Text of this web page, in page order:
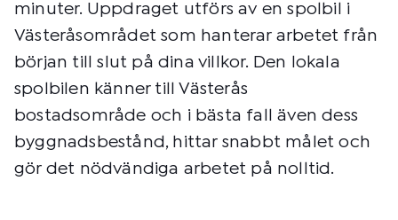
minuter. Uppdraget utförs av en spolbil i
Västeråsområdet som hanterar arbetet från
början till slut på dina villkor. Den lokala
spolbilen känner till Västerås
bostadsområde och i bästa fall även dess
byggnadsbestånd, hittar snabbt målet och
gör det nödvändiga arbetet på nolltid.